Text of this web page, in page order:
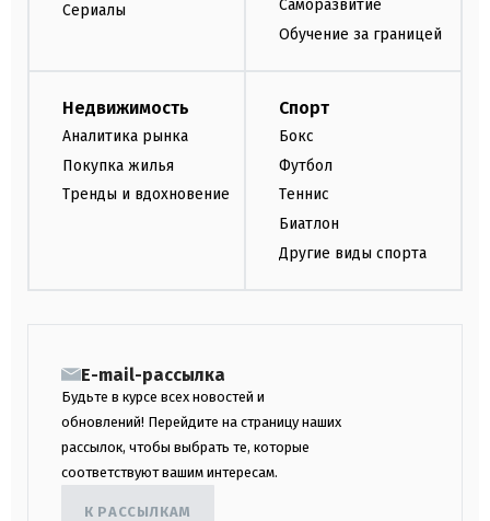
Сериалы
Саморазвитие
Обучение за границей
Недвижимость
Аналитика рынка
Покупка жилья
Тренды и вдохновение
Спорт
Бокс
Футбол
Теннис
Биатлон
Другие виды спорта
E-mail-рассылка
Будьте в курсе всех новостей и
обновлений! Перейдите на страницу наших
рассылок, чтобы выбрать те, которые
соответствуют вашим интересам.
К РАССЫЛКАМ